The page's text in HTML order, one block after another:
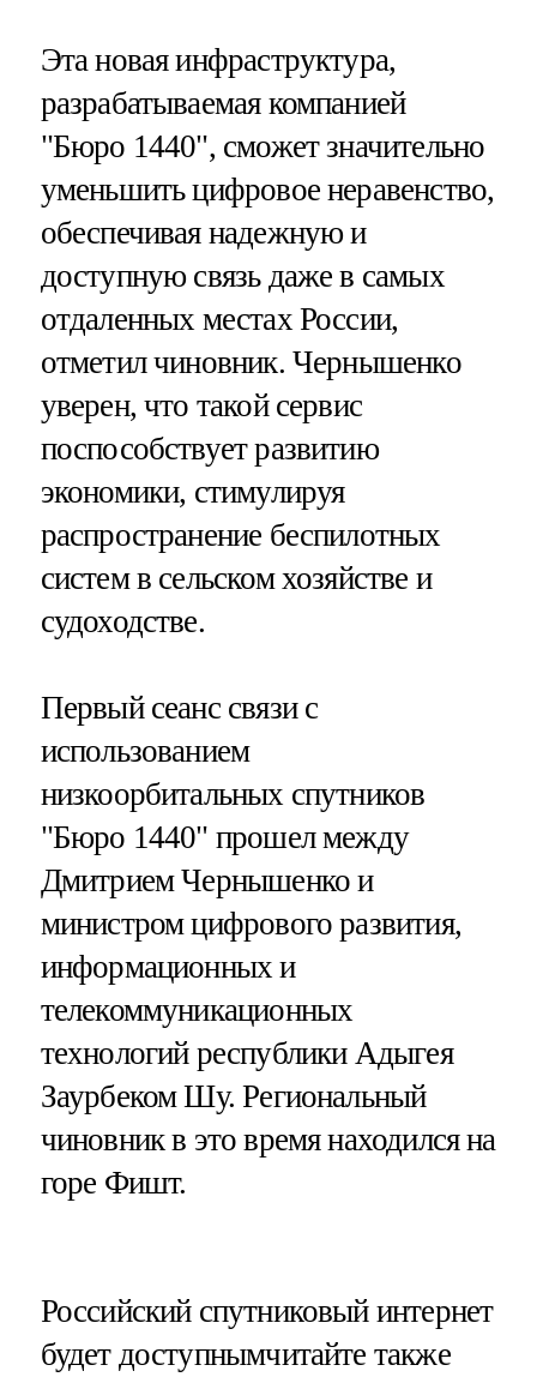
Эта новая инфраструктура,
разрабатываемая компанией
"Бюро 1440", сможет значительно
уменьшить цифровое неравенство,
обеспечивая надежную и
доступную связь даже в самых
отдаленных местах России,
отметил чиновник. Чернышенко
уверен, что такой сервис
поспособствует развитию
экономики, стимулируя
распространение беспилотных
систем в сельском хозяйстве и
судоходстве.
Первый сеанс связи с
использованием
низкоорбитальных спутников
"Бюро 1440" прошел между
Дмитрием Чернышенко и
министром цифрового развития,
информационных и
телекоммуникационных
технологий республики Адыгея
Заурбеком Шу. Региональный
чиновник в это время находился на
горе Фишт.
​Российский спутниковый интернет
будет доступнымчитайте также